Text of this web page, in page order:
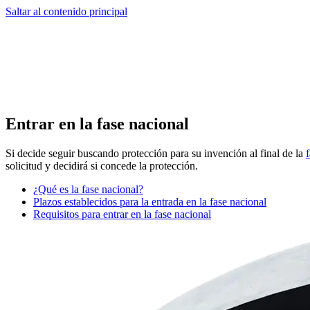
Saltar al contenido principal
Entrar en la fase nacional
Si decide seguir buscando protección para su invención al final de la
solicitud y decidirá si concede la protección.
¿Qué es la fase nacional?
Plazos establecidos para la entrada en la fase nacional
Requisitos para entrar en la fase nacional